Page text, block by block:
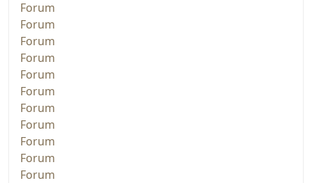
Forum
Forum
Forum
Forum
Forum
Forum
Forum
Forum
Forum
Forum
Forum